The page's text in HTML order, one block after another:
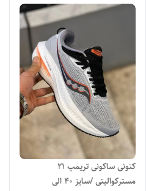
کتونی ساکونی تریمپ 21
مسترکوالیتی /سایز 40 الی